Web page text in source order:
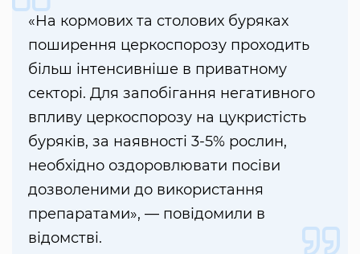
«На кормових та столових буряках
поширення церкоспорозу проходить
більш інтенсивніше в приватному
секторі. Для запобігання негативного
впливу церкоспорозу на цукристість
буряків, за наявності 3-5% рослин,
необхідно оздоровлювати посіви
дозволеними до використання
препаратами», — повідомили в
відомстві.